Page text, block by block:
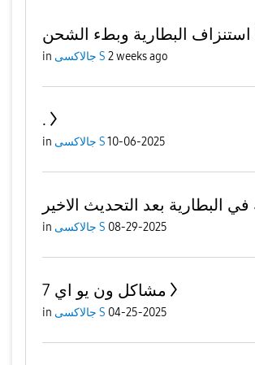
استنزاف البطارية وبطء الشحن
in جالاكسى S 2 weeks ago
.
in جالاكسى S10-06-2025
البطارية بعد التحديث الاخير
in جالاكسى S 08-29-2025
مشاكل ون يو اي 7
in جالاكسى S 04-25-2025